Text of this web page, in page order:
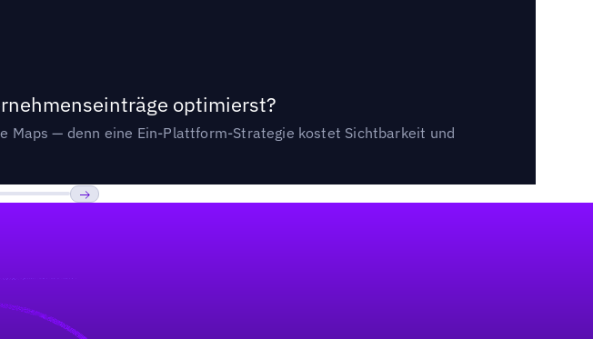
optimierst?
Maps — denn eine Ein-Plattform-Strategie kostet Sichtbarkeit und